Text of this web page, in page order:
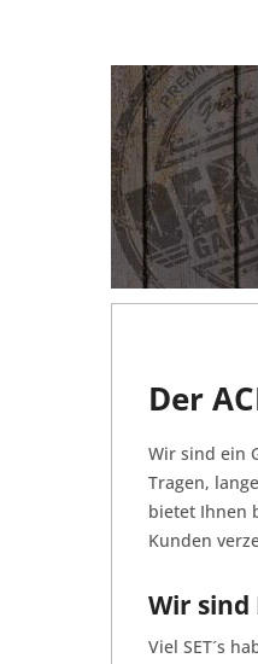
Der
Wir sind ein
Tragen,
bietet Ihnen
Kunden
Wir sind
Viel SET´s